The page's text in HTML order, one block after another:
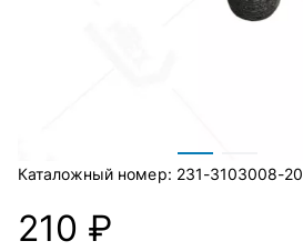
Каталожный номер: 231-3103008-20
210 ₽